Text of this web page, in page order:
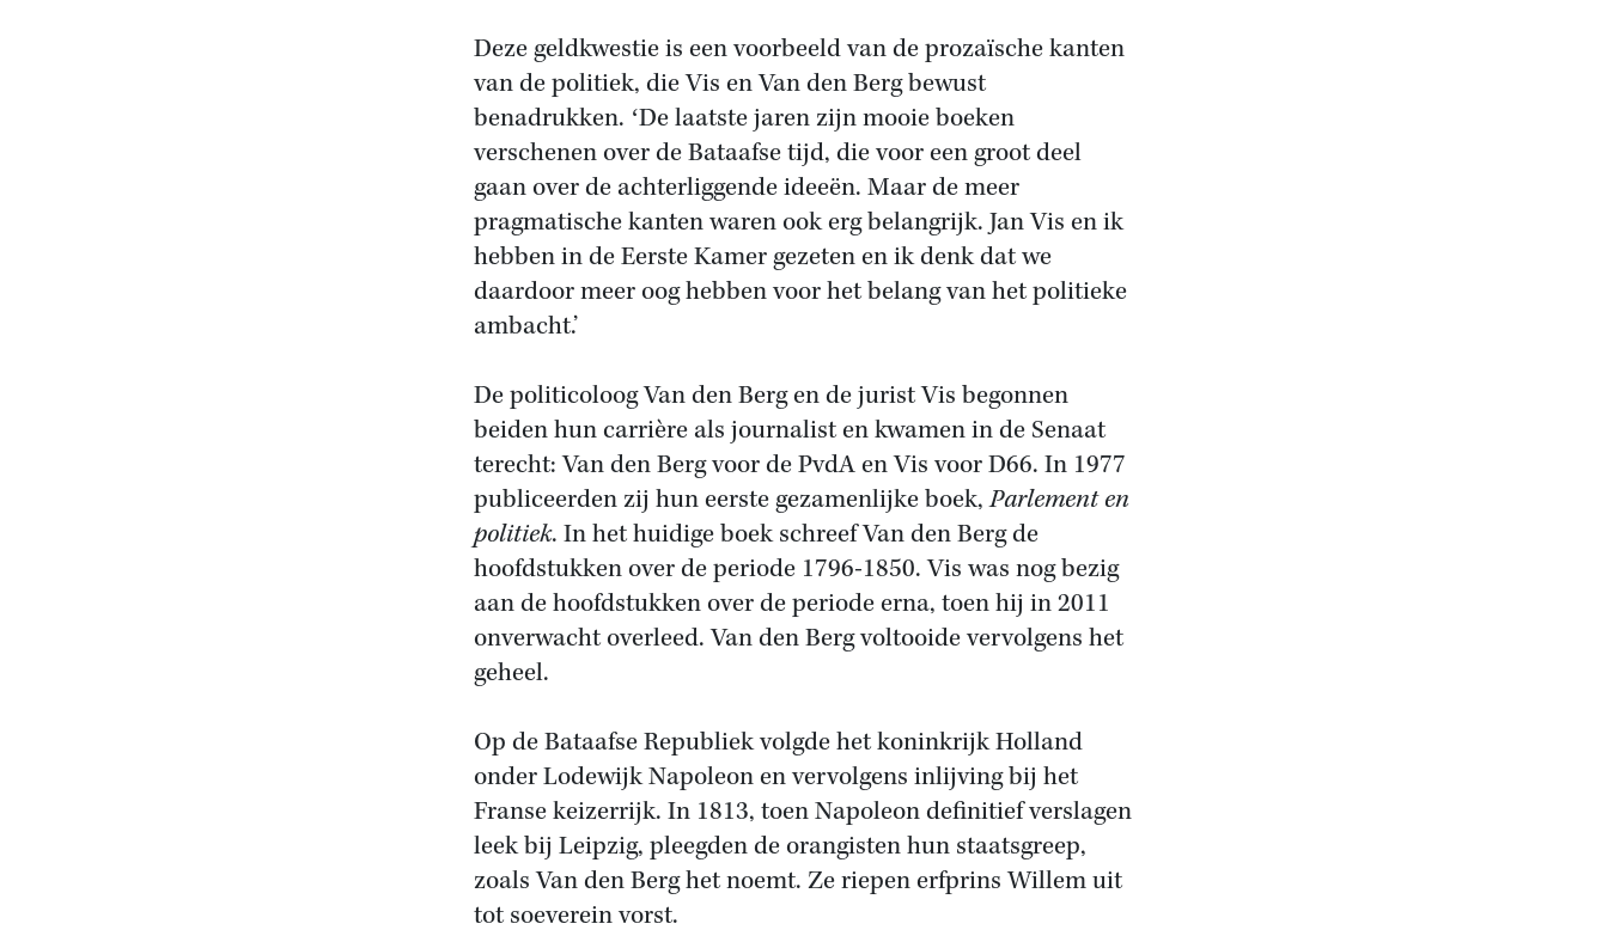
Deze geldkwestie is een voorbeeld van de prozaïsche kanten
van de politiek, die Vis en Van den Berg bewust
benadrukken. ʻDe laatste jaren zijn mooie boeken
verschenen over de Bataafse tijd, die voor een groot deel
gaan over de achterliggende ideeën. Maar de meer
pragmatische kanten waren ook erg belangrijk. Jan Vis en ik
hebben in de Eerste Kamer gezeten en ik denk dat we
daardoor meer oog hebben voor het belang van het politieke
ambacht.’
De politicoloog Van den Berg en de jurist Vis begonnen
beiden hun carrière als journalist en kwamen in de Senaat
terecht: Van den Berg voor de PvdA en Vis voor D66. In 1977
publiceerden zij hun eerste gezamenlijke boek,Parlement en
politiek. In het huidige boek schreef Van den Berg de
hoofdstukken over de periode 1796-1850. Vis was nog bezig
aan de hoofdstukken over de periode erna, toen hij in 2011
onverwacht overleed. Van den Berg voltooide vervolgens het
geheel.
Op de Bataafse Republiek volgde het koninkrijk Holland
onder Lodewijk Napoleon en vervolgens inlijving bij het
Franse keizerrijk. In 1813, toen Napoleon definitief verslagen
leek bij Leipzig, pleegden de orangisten hun staatsgreep,
zoals Van den Berg het noemt. Ze riepen erfprins Willem uit
tot soeverein vorst.